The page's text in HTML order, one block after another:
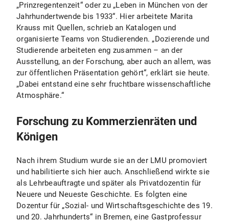
„Prinzregentenzeit“ oder zu „Leben in München von der
Jahrhundertwende bis 1933“. Hier arbeitete Marita
Krauss mit Quellen, schrieb an Katalogen und
organisierte Teams von Studierenden. „Dozierende und
Studierende arbeiteten eng zusammen – an der
Ausstellung, an der Forschung, aber auch an allem, was
zur öffentlichen Präsentation gehört“, erklärt sie heute.
„Dabei entstand eine sehr fruchtbare wissenschaftliche
Atmosphäre.“
Forschung zu Kommerzienräten und
Königen
Nach ihrem Studium wurde sie an der LMU promoviert
und habilitierte sich hier auch. Anschließend wirkte sie
als Lehrbeauftragte und später als Privatdozentin für
Neuere und Neueste Geschichte. Es folgten eine
Dozentur für „Sozial- und Wirtschaftsgeschichte des 19.
und 20. Jahrhunderts“ in Bremen, eine Gastprofessur